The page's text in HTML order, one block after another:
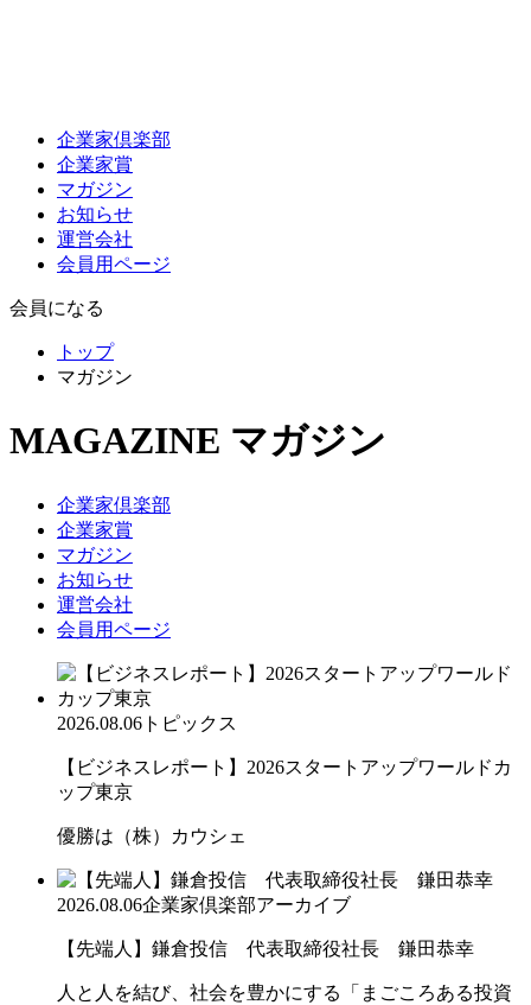
企業家倶楽部
企業家賞
マガジン
お知らせ
運営会社
会員用ページ
会員になる
トップ
マガジン
MAGAZINE マガジン
企業家倶楽部
企業家賞
マガジン
お知らせ
運営会社
会員用ページ
2026.08.06 トピックス
【ビジネスレポート】2026スタートアップワールドカ
ップ東京
優勝は（株）カウシェ
2026.08.06企業家倶楽部アーカイブ
【先端人】鎌倉投信 代表取締役社長 鎌田恭幸
人と人を結び、社会を豊かにする「まごころある投資